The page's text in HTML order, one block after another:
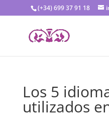
(+34) 699 37 91 18
Los 5
utilizados